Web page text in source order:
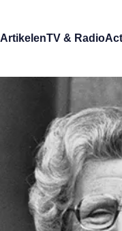
ArtikelenTV & Radio